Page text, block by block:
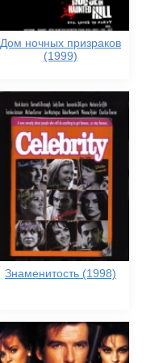
Дом ночных призраков
(1999)
Знаменитость (1998)